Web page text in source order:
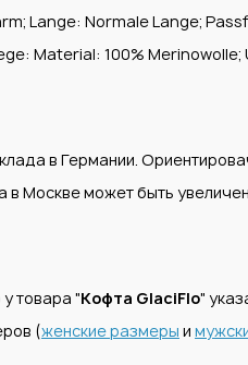
Lange: Normale Lange;
Material: 100%
в Германии.
в Москве может быть
товара "Кофта GlaciFlo"
(женские размеры и